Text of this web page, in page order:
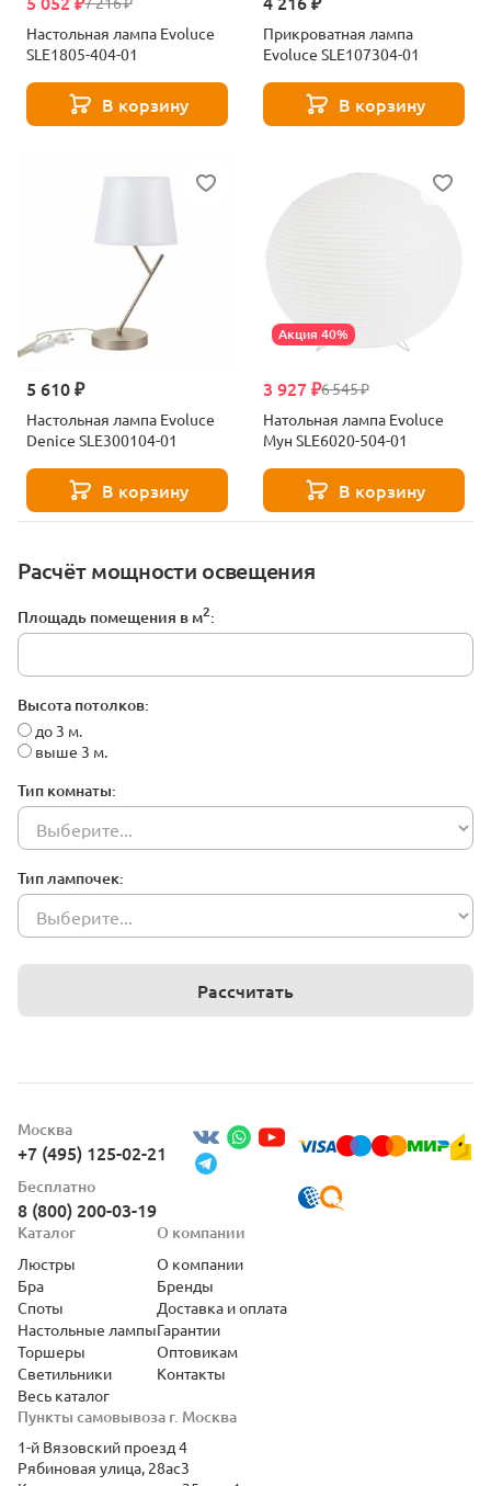
Расчёт мощности освещения
Площадь помещения в м2:
Высота потолков:
до 3 м.
выше 3 м.
Тип комнаты:
Тип лампочек:
Рассчитать
Настольная лампа Evoluce
SLE1805-404-01
В корзину
Прикроватная лампа
Evoluce SLE107304-01
В корзину
5 610 ₽
Настольная лампа Evoluce
Denice SLE300104-01
В корзину
Акция 40%
6 545 ₽
3 927 ₽
Натольная лампа Evoluce
Мун SLE6020-504-01
В корзину
Москва
+7 (495) 125-02-21
Бесплатно
8 (800) 200-03-19
Пункты самовывоза г. Москва
1-й Вязовский проезд 4
Рябиновая улица, 28ас3
Каталог
Люстры
Бра
Споты
Настольные лампы
Торшеры
Светильники
Весь каталог
О компании
О компании
Бренды
Доставка и оплата
Гарантии
Оптовикам
Контакты